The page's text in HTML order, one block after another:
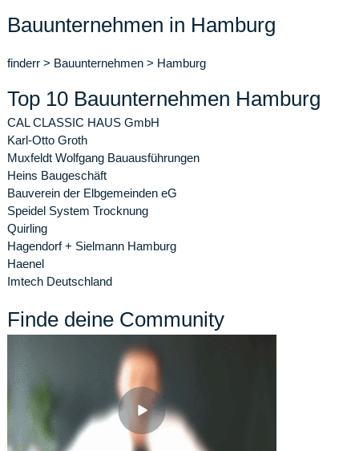
Bauunternehmen in Hamburg
finderr > Bauunternehmen > Hamburg
Top 10 Bauunternehmen Hamburg
CAL CLASSIC HAUS GmbH
Karl-Otto Groth
Muxfeldt Wolfgang Bauausführungen
Heins Baugeschäft
Bauverein der Elbgemeinden eG
Speidel System Trocknung
Quirling
Hagendorf + Sielmann Hamburg
Haenel
Imtech Deutschland
Finde deine Community